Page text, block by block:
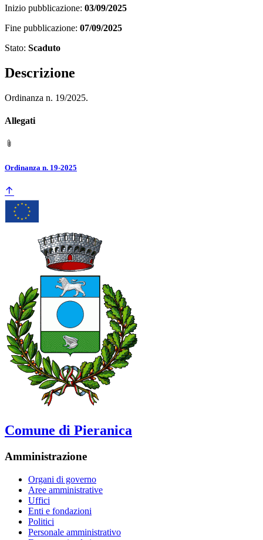
Inizio pubblicazione: 03/09/2025
Fine pubblicazione: 07/09/2025
Stato: Scaduto
Descrizione
Ordinanza n. 19/2025.
Allegati
Ordinanza n. 19-2025
Comune di Pieranica
Amministrazione
Organi di governo
Aree amministrative
Uffici
Enti e fondazioni
Politici
Personale amministrativo